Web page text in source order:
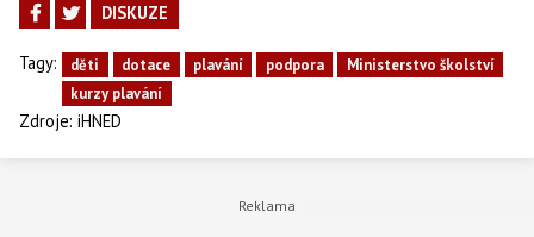
DISKUZE
Tagy: děti dotace plavání podpora
Ministerstvo školství
kurzy plavání
Zdroje: iHNED